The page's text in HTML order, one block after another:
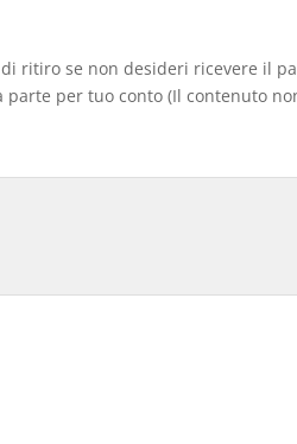
se non desideri ricevere il
per tuo conto (Il contenuto